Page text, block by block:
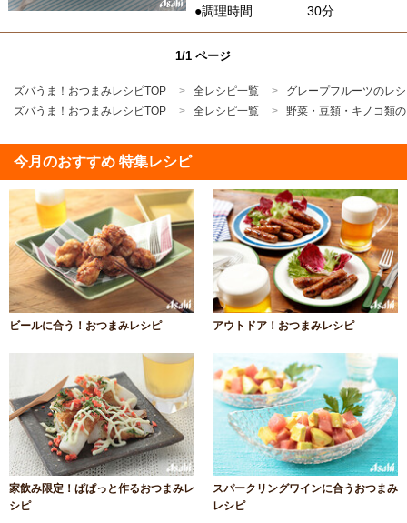
●調理時間
30分
1/1 ページ
ズバうま！おつまみレシピTOP 全レシピ一覧
グレープフルーツのレ
ズバうま！おつまみレシピTOP
全レシピ一覧 野菜・豆類・キノコ類
今月のおすすめ 特集レシピ
ビールに合う！おつまみレシピ アウトドア！おつまみレシピ
家飲み限定！ぱぱっと作るおつまみレ
シピ
スパークリングワインに合うおつまみ
レシピ